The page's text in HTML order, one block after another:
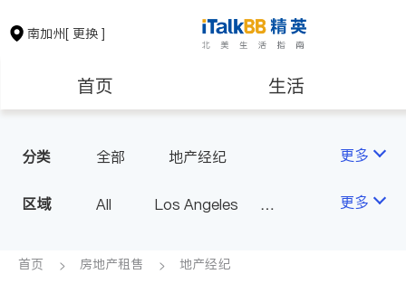
南加州[ 更换 ]
首页 生活
保险理财
银行贷款
分类 全部 地产经纪 更多
区域 All
Los Angeles
Alhambra & San Gabriel
更多
首页 房地产租售 地产经纪